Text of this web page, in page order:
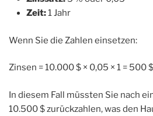
Zeit:1 Jahr
Wenn Sie die Zahlen einsetzen:
Zinsen = 10.000 $ × 0,05 × 1 = 500 $
In diesem Fall müssten Sie nach
10.500 $ zurückzahlen, was den